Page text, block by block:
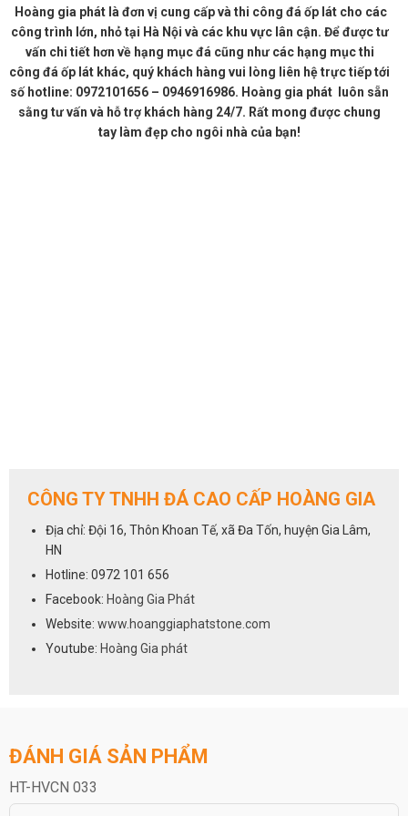
Hoàng gia phát là đơn vị cung cấp và thi công đá ốp lát cho các
công trình lớn, nhỏ tại Hà Nội và các khu vực lân cận. Để được tư
vấn chi tiết hơn về hạng mục đá cũng như các hạng mục thi
công đá ốp lát khác, quý khách hàng vui lòng liên hệ trực tiếp tới
số hotline: 0972101656 – 0946916986. Hoàng gia phát luôn sẵn
sằng tư vấn và hỗ trợ khách hàng 24/7. Rất mong được chung
tay làm đẹp cho ngôi nhà của bạn!
CÔNG TY TNHH ĐÁ CAO CẤP HOÀNG GIA
Địa chỉ: Đội 16, Thôn Khoan Tế, xã Đa Tốn, huyện Gia Lâm,
HN
Hotline: 0972 101 656
Facebook: Hoàng Gia Phát
Website: www.hoanggiaphatstone.com
Youtube: Hoàng Gia phát
ĐÁNH GIÁ SẢN PHẨM
HT-HVCN 033